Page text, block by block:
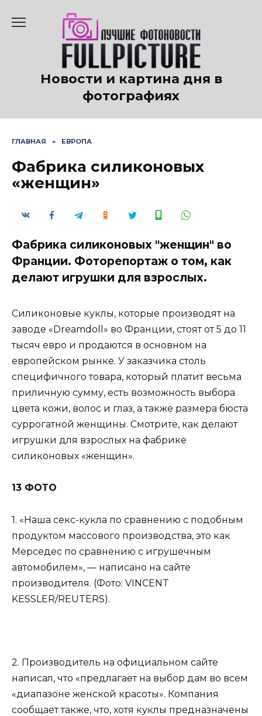
содержанию
Новости и картина дня в
фотографиях
ГЛАВНАЯ » ЕВРОПА
Фабрика силиконовых
«женщин»
Фабрика силиконовых "женщин" во
Франции. Фоторепортаж о том, как
делают игрушки для взрослых.
Силиконовые куклы, которые производят на
заводе «Dreamdoll» во Франции, стоят от 5 до 11
тысяч евро и продаются в основном на
европейском рынке. У заказчика столь
специфичного товара, который платит весьма
приличную сумму, есть возможность выбора
цвета кожи, волос и глаз, а также размера бюста
суррогатной женщины. Смотрите, как делают
игрушки для взрослых на фабрике
силиконовых «женщин».
13 ФОТО
1. «Наша секс-кукла по сравнению с подобным
продуктом массового производства, это как
Мерседес по сравнению с игрушечным
автомобилем», — написано на сайте
производителя. (Фото: VINCENT
KESSLER/REUTERS).
2. Производитель на официальном сайте
написал, что «предлагает на выбор дам во всем
«диапазоне женской красоты». Компания
сообщает также, что, хотя куклы предназначены